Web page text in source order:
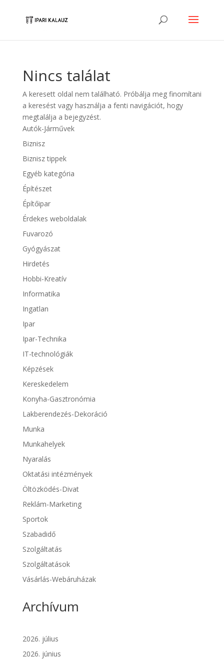
Nincs találat
A keresett oldal nem található. Próbálja meg finomítani
a keresést vagy használja a fenti navigációt, hogy
megtalálja a bejegyzést.
Autók-Járművek
Biznisz
Biznisz tippek
Egyéb kategória
Építészet
Építőipar
Érdekes weboldalak
Fuvarozó
Gyógyászat
Hirdetés
Hobbi-Kreatív
Informatika
Ingatlan
Ipar
Ipar-Technika
IT-technológiák
Képzések
Kereskedelem
Konyha-Gasztronómia
Lakberendezés-Dekoráció
Munka
Munkahelyek
Nyaralás
Oktatási intézmények
Öltözködés-Divat
Reklám-Marketing
Sportok
Szabadidő
Szolgáltatás
Szolgáltatások
Vásárlás-Webáruházak
Archívum
2026. július
2026. június